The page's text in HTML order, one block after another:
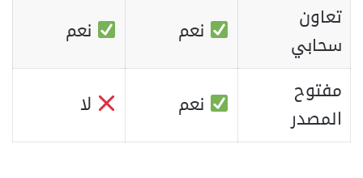
تعاون
سحابي
نعم
نعم
مفتوح
المصدر
نعم لا